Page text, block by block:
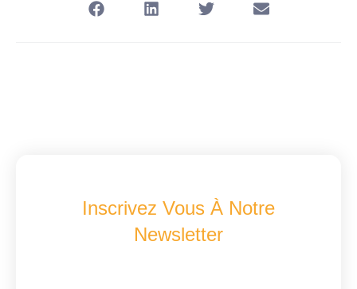
Inscrivez Vous À Notre
Newsletter